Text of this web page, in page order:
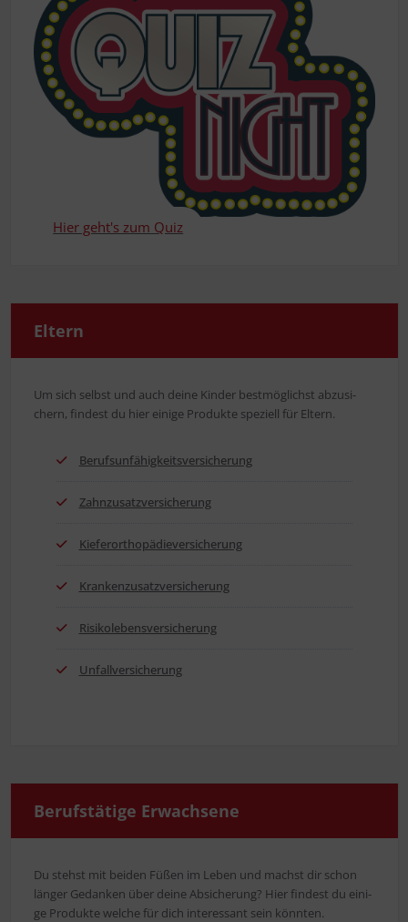
Hier geht's zum Quiz
Eltern
Um sich selbst und auch dei­ne Kin­der best­mög­lichst abzu­si­
chern, fin­dest du hier eini­ge Pro­duk­te spe­zi­ell für Eltern.
Berufs­un­fä­hig­keits­ver­si­che­rung
Zahn­zu­satz­ver­si­che­rung
Kie­fer­or­tho­pä­die­ver­si­che­rung
Kran­ken­zu­satz­ver­si­che­rung
Risi­ko­le­bens­ver­si­che­rung
Unfall­ver­si­che­rung
Berufs­tä­ti­ge Erwachsene
Du stehst mit bei­den Füßen im Leben und machst dir schon
län­ger Gedan­ken über dei­ne Absi­che­rung? Hier fin­dest du eini­
ge Pro­duk­te wel­che für dich inter­es­sant sein könnten.